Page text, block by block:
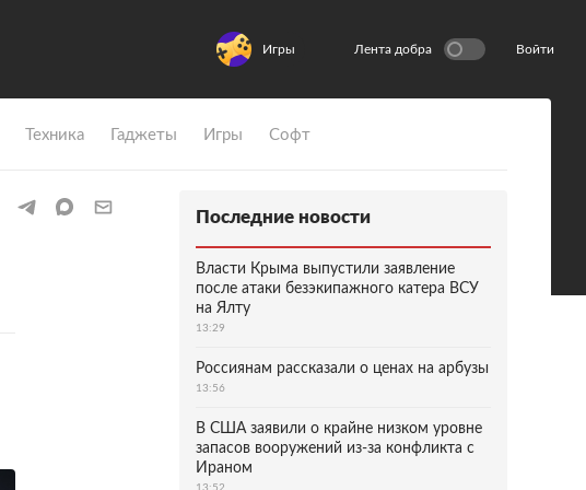
Игры Лента добра Войти
Техника Гаджеты Игры Софт
Последние новости
Власти Крыма выпустили заявление
после атаки безэкипажного катера ВСУ
на Ялту
13:29
Россиянам рассказали о ценах на арбузы
13:56
В США заявили о крайне низком уровне
запасов вооружений из-за конфликта с
Ираном
13:52